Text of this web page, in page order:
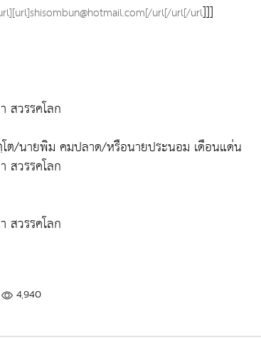
url[/url[/url]]]
สวรรคโลก
ต/นายพิม คมปลาด/หรือนายประนอม เดือนแด่น
สวรรคโลก
สวรรคโลก
4,940